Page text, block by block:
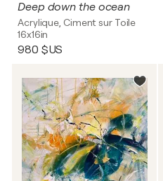
Deep down the ocean
Acrylique, Ciment sur Toile
16x16in
980 $US